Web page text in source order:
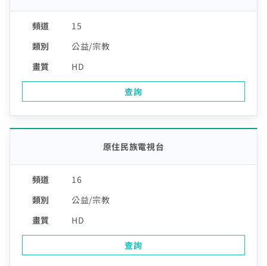
15
公益/宗教
HD
查詢
16
原住民族電視台
公益/宗教
HD
查詢